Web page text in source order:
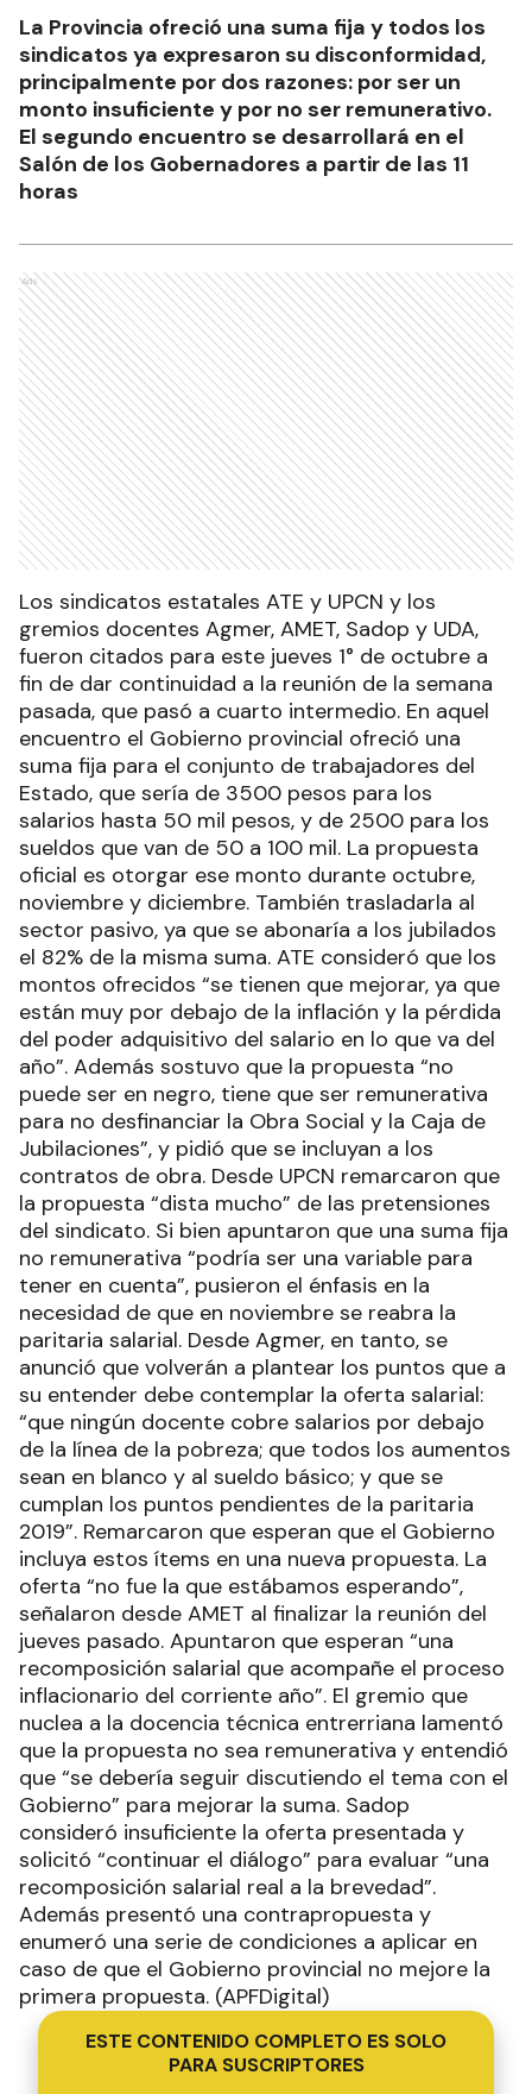
La Provincia ofreció una suma fija y todos los
sindicatos ya expresaron su disconformidad,
principalmente por dos razones: por ser un
monto insuficiente y por no ser remunerativo.
El segundo encuentro se desarrollará en el
Salón de los Gobernadores a partir de las 11
horas
Ads
Los sindicatos estatales ATE y UPCN y los
gremios docentes Agmer, AMET, Sadop y UDA,
fueron citados para este jueves 1° de octubre a
fin de dar continuidad a la reunión de la semana
pasada, que pasó a cuarto intermedio. En aquel
encuentro el Gobierno provincial ofreció una
suma fija para el conjunto de trabajadores del
Estado, que sería de 3500 pesos para los
salarios hasta 50 mil pesos, y de 2500 para los
sueldos que van de 50 a 100 mil. La propuesta
oficial es otorgar ese monto durante octubre,
noviembre y diciembre. También trasladarla al
sector pasivo, ya que se abonaría a los jubilados
el 82% de la misma suma. ATE consideró que los
montos ofrecidos “se tienen que mejorar, ya que
están muy por debajo de la inflación y la pérdida
del poder adquisitivo del salario en lo que va del
año”. Además sostuvo que la propuesta “no
puede ser en negro, tiene que ser remunerativa
para no desfinanciar la Obra Social y la Caja de
Jubilaciones”, y pidió que se incluyan a los
contratos de obra. Desde UPCN remarcaron que
la propuesta “dista mucho” de las pretensiones
del sindicato. Si bien apuntaron que una suma fija
no remunerativa “podría ser una variable para
tener en cuenta”, pusieron el énfasis en la
necesidad de que en noviembre se reabra la
paritaria salarial. Desde Agmer, en tanto, se
anunció que volverán a plantear los puntos que a
su entender debe contemplar la oferta salarial:
“que ningún docente cobre salarios por debajo
de la línea de la pobreza; que todos los aumentos
sean en blanco y al sueldo básico; y que se
cumplan los puntos pendientes de la paritaria
2019”. Remarcaron que esperan que el Gobierno
incluya estos ítems en una nueva propuesta. La
oferta “no fue la que estábamos esperando”,
señalaron desde AMET al finalizar la reunión del
jueves pasado. Apuntaron que esperan “una
recomposición salarial que acompañe el proceso
inflacionario del corriente año”. El gremio que
nuclea a la docencia técnica entrerriana lamentó
que la propuesta no sea remunerativa y entendió
que “se debería seguir discutiendo el tema con el
Gobierno” para mejorar la suma. Sadop
consideró insuficiente la oferta presentada y
solicitó “continuar el diálogo” para evaluar “una
recomposición salarial real a la brevedad”.
Además presentó una contrapropuesta y
enumeró una serie de condiciones a aplicar en
caso de que el Gobierno provincial no mejore la
primera propuesta. (APFDigital)
ESTE CONTENIDO COMPLETO ES SOLO
PARA SUSCRIPTORES